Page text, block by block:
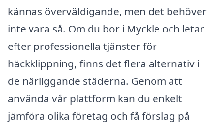
kännas överväldigande, men det behöver
inte vara så. Om du bor i Myckle och letar
efter professionella tjänster för
häckklippning, finns det flera alternativ i
de närliggande städerna. Genom att
använda vår plattform kan du enkelt
jämföra olika företag och få förslag på